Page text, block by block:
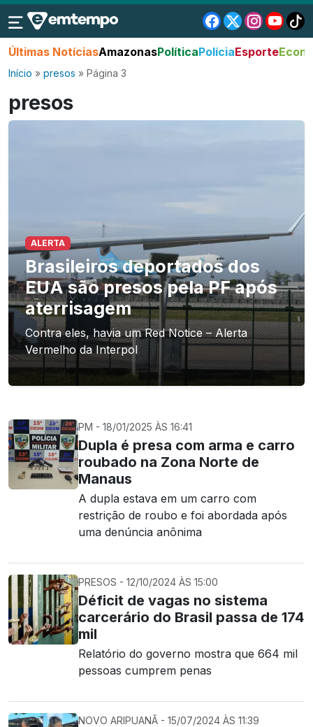
Últimas NotíciasAmazonasPolíticaPolíciaEsporte
Início » presos » Página 3
presos
ALERTA
Brasileiros deportados dos
EUA são presos pela PF após
aterrisagem
Contra eles, havia um Red Notice – Alerta
Vermelho da Interpol
PM - 18/01/2025 ÀS 16:41
Dupla é presa com arma e carro
roubado na Zona Norte de
Manaus
A dupla estava em um carro com
restrição de roubo e foi abordada após
uma denúncia anônima
PRESOS - 12/10/2024 ÀS 15:00
Déficit de vagas no sistema
carcerário do Brasil passa de 174
mil
Relatório do governo mostra que 664 mil
pessoas cumprem penas
NOVO ARIPUANÃ - 15/07/2024 ÀS 11:39